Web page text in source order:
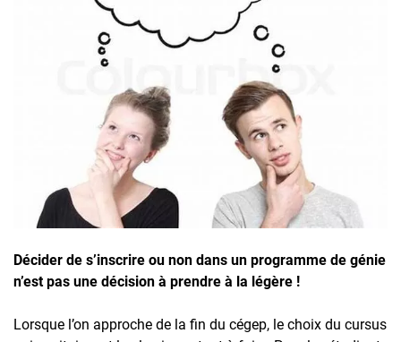
Décider de s’inscrire ou non dans un programme de génie
n’est pas une décision à prendre à la légère !
Lorsque l’on approche de la fin du cégep, le choix du cursus